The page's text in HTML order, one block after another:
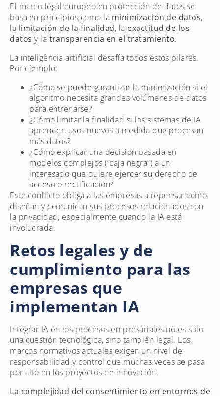
El marco legal europeo en protección de datos se
basa en principios como la minimización de datos,
la limitación de la finalidad, la exactitud de los
datos y la transparencia en el tratamiento.
La inteligencia artificial desafía todos estos pilares.
Por ejemplo:
¿Cómo se puede garantizar la minimización si el
algoritmo necesita grandes volúmenes de datos
para entrenarse?
¿Cómo limitar la finalidad si los sistemas de IA
aprenden usos nuevos a medida que procesan
más datos?
¿Cómo explicar una decisión basada en
modelos complejos (“caja negra”) a un
interesado que quiere ejercer su derecho de
acceso o rectificación?
Este conflicto obliga a las empresas a repensar cómo
diseñan y comunican sus procesos relacionados con
la privacidad, especialmente cuando la IA está
involucrada.
Retos legales y de
cumplimiento para las
empresas que
implementan IA
Integrar IA en los procesos empresariales no es solo
una cuestión tecnológica, sino también legal. Los
marcos normativos actuales exigen un nivel de
responsabilidad y control que muchas veces se pasa
por alto en los proyectos de innovación.
La complejidad del consentimiento en entornos de